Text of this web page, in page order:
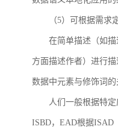
（5）可根据需求
在简单描述（如
方面描述作者）进行
数据中元素与修饰词
人们一般根据特
ISBD，EAD根据ISAD